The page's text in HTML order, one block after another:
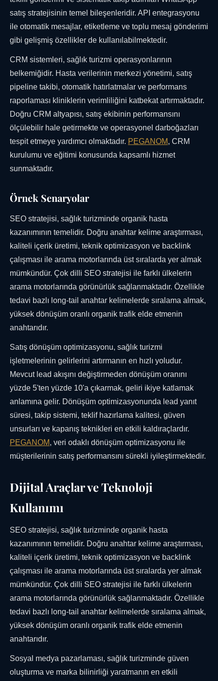
satış stratejisinin temel bileşenleridir. API entegrasyonu
ile otomatik mesajlar, etiketleme ve toplu mesaj gönderimi
gibi gelişmiş özellikler de kullanılabilmektedir.
CRM sistemleri, sağlık turizmi operasyonlarının
belkemiğidir. Hasta verilerinin merkezi yönetimi, satış
pipeline takibi, otomatik hatırlatmalar ve performans
raporlaması kliniklerin verimliliğini katbekat artırmaktadır.
Doğru CRM altyapısı, satış ekibinin performansını
ölçülebilir hale getirmekte ve operasyonel darboğazları
tespit etmeye yardımcı olmaktadır. PEGANOM, CRM
kurulumu ve eğitimi konusunda kapsamlı hizmet
sunmaktadır.
Örnek Senaryolar
SEO stratejisi, sağlık turizminde organik hasta
kazanımının temelidir. Doğru anahtar kelime araştırması,
kaliteli içerik üretimi, teknik optimizasyon ve backlink
çalışması ile arama motorlarında üst sıralarda yer almak
mümkündür. Çok dilli SEO stratejisi ile farklı ülkelerin
arama motorlarında görünürlük sağlanmaktadır. Özellikle
tedavi bazlı long-tail anahtar kelimelerde sıralama almak,
yüksek dönüşüm oranlı organik trafik elde etmenin
anahtarıdır.
Satış dönüşüm optimizasyonu, sağlık turizmi
işletmelerinin gelirlerini artırmanın en hızlı yoludur.
Mevcut lead akışını değiştirmeden dönüşüm oranını
yüzde 5'ten yüzde 10'a çıkarmak, geliri ikiye katlamak
anlamına gelir. Dönüşüm optimizasyonunda lead yanıt
süresi, takip sistemi, teklif hazırlama kalitesi, güven
unsurları ve kapanış teknikleri en etkili kaldıraçlardır.
PEGANOM, veri odaklı dönüşüm optimizasyonu ile
müşterilerinin satış performansını sürekli iyileştirmektedir.
Dijital Araçlar ve Teknoloji
Kullanımı
SEO stratejisi, sağlık turizminde organik hasta
kazanımının temelidir. Doğru anahtar kelime araştırması,
kaliteli içerik üretimi, teknik optimizasyon ve backlink
çalışması ile arama motorlarında üst sıralarda yer almak
mümkündür. Çok dilli SEO stratejisi ile farklı ülkelerin
arama motorlarında görünürlük sağlanmaktadır. Özellikle
tedavi bazlı long-tail anahtar kelimelerde sıralama almak,
yüksek dönüşüm oranlı organik trafik elde etmenin
anahtarıdır.
Sosyal medya pazarlaması, sağlık turizminde güven
oluşturma ve marka bilinirliği yaratmanın en etkili